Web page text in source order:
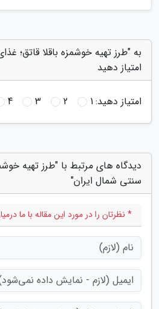
به "طرز تهیه خوشمزه باقلا قاتق؛
امتیاز دهید
امتیاز دهید:1
2
3
4
دیدگاه های مرتبط با "طرز تهیه
سنتی شمال ایران"
* نظرتان را در مورد این مقاله با ما